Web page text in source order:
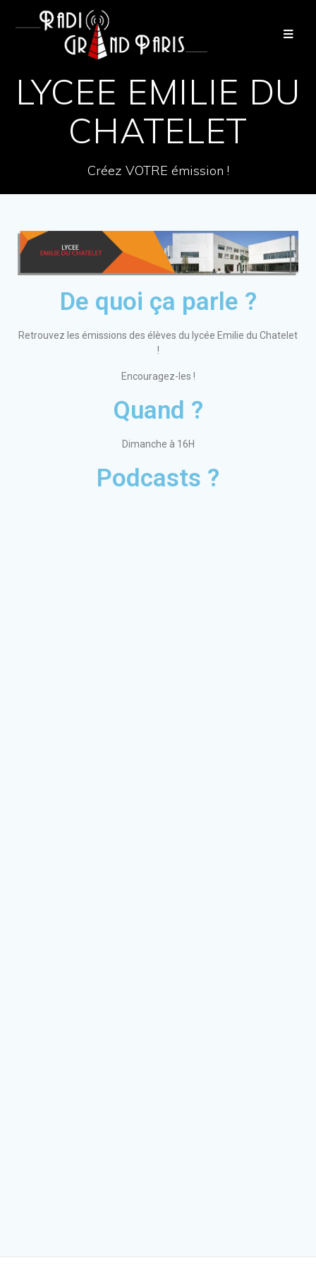
LYCEE EMILIE DU
CHATELET
Créez VOTRE émission !
De quoi ça parle ?
Retrouvez les émissions des élèves du lycée Emilie du Chatelet
!
Encouragez-les !
Quand ?
Dimanche à 16H
Podcasts ?